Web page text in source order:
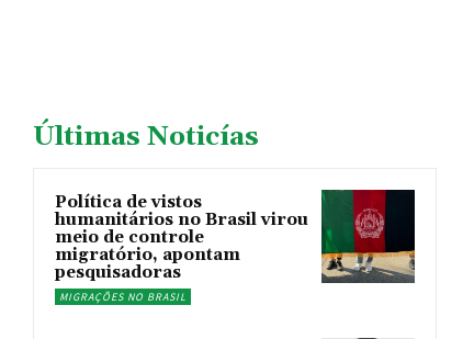
Últimas Noticías
Política de vistos
humanitários no Brasil virou
meio de controle
migratório, apontam
pesquisadoras
MIGRAÇÕES NO BRASIL